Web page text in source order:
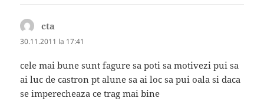
cta
30.11.2011 la 17:41
cele mai bune sunt fagure sa poti sa motivezi pui sa
ai luc de castron pt alune sa ai loc sa pui oala si daca
se imperecheaza ce trag mai bine